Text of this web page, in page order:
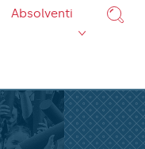
Absolventi